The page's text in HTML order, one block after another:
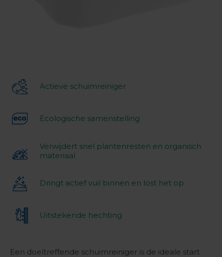
Actieve schuimreiniger
Ecologische samenstelling
Verwijdert snel plantenresten en organisch
materiaal
Dringt actief vuil binnen en lost het op
Uitstekende hechting
Een doeltreffende schuimreiniger is de ideale start